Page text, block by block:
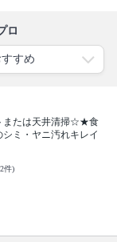
ロ
たは天井清掃☆★食
ミ・ヤニ汚れキレイ
件)